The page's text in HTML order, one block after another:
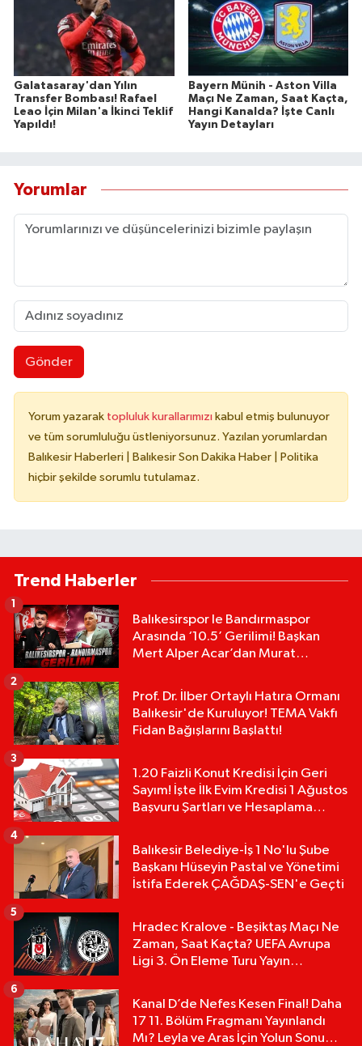
Galatasaray'dan Yılın
Transfer Bombası! Rafael
Leao İçin Milan'a İkinci Teklif
Yapıldı!
Bayern Münih - Aston Villa
Maçı Ne Zaman, Saat Kaçta,
Hangi Kanalda? İşte Canlı
Yayın Detayları
Yorumlar
Gönder
Yorum yazarak topluluk kurallarımızı kabul etmiş bulunuyor
ve tüm sorumluluğu üstleniyorsunuz. Yazılan yorumlardan
Balıkesir Haberleri | Balıkesir Son Dakika Haber | Politika
hiçbir şekilde sorumlu tutulamaz.
Trend Haberler
Balıkesirspor le Bandırmaspor
Arasında ‘10.5’ Gerilimi! Başkan
Mert Alper Acar’dan Murat
Prof. Dr. İlber Ortaylı Hatıra Ormanı
Balıkesir'de Kuruluyor! TEMA Vakfı
Fidan Bağışlarını Başlattı!
2
1.20 Faizli Konut Kredisi İçin Geri
Sayım! İşte İlk Evim Kredisi 1 Ağustos
Başvuru Şartları ve Hesaplama
3
Balıkesir Belediye-İş 1 No'lu Şube
Başkanı Hüseyin Pastal ve Yönetimi
İstifa Ederek ÇAĞDAŞ-SEN'e Geçti
4
Hradec Kralove - Beşiktaş Maçı Ne
Zaman, Saat Kaçta? UEFA Avrupa
Ligi 3. Ön Eleme Turu Yayın
5
Kanal D’de Nefes Kesen Final! Daha
17 11. Bölüm Fragmanı Yayınlandı
Mı? Leyla ve Aras İçin Yolun Sonu
6